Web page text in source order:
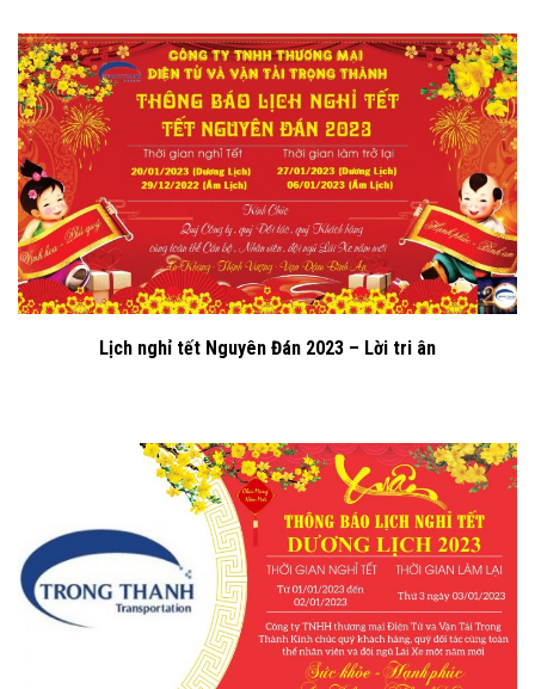
Lịch nghỉ tết Nguyên Đán 2023 – Lời tri ân